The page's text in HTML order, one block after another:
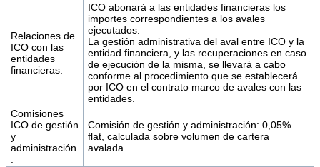
Relaciones de
ICO con las
entidades
financieras.
ICO abonará a las entidades financieras los
importes correspondientes a los avales
ejecutados.
La gestión administrativa del aval entre ICO y la
entidad financiera, y las recuperaciones en caso
de ejecución de la misma, se llevará a cabo
conforme al procedimiento que se establecerá
por ICO en el contrato marco de avales con las
entidades.
Comisiones
ICO de gestión
y
administración
Comisión de gestión y administración: 0,05%
flat, calculada sobre volumen de cartera
avalada.